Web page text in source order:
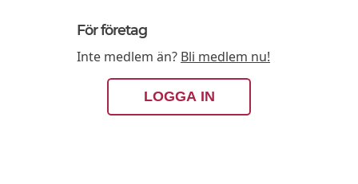
För företag
Inte medlem än? Bli medlem nu!
LOGGA IN